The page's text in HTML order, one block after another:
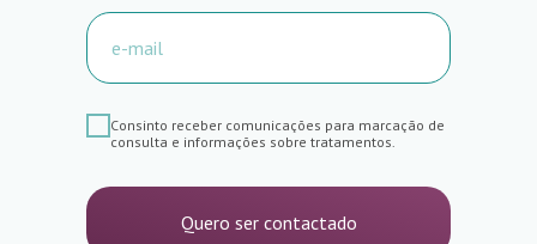
Consinto receber comunicações para marcação de
consulta e informações sobre tratamentos.
Quero ser contactado
Estética facial
Transplante capilar
Estética Dentária
Ortodontia